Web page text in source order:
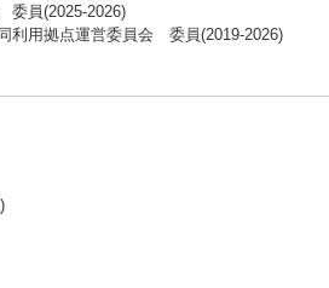
委員(2025-2026)
利用拠点運営委員会 委員(2019-2026)